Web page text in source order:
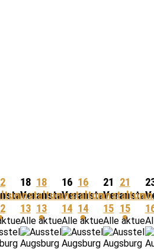
hier finden
hier finden
Ausstellungen hier finden
18
Veranstaltungen,
13
18
Veranstaltungen,
13
Alle aktuellen Ausstellungen
16
Veranstaltungen,
14
16
Veranstaltungen,
14
Alle aktuellen
21
15
21
15
Alle